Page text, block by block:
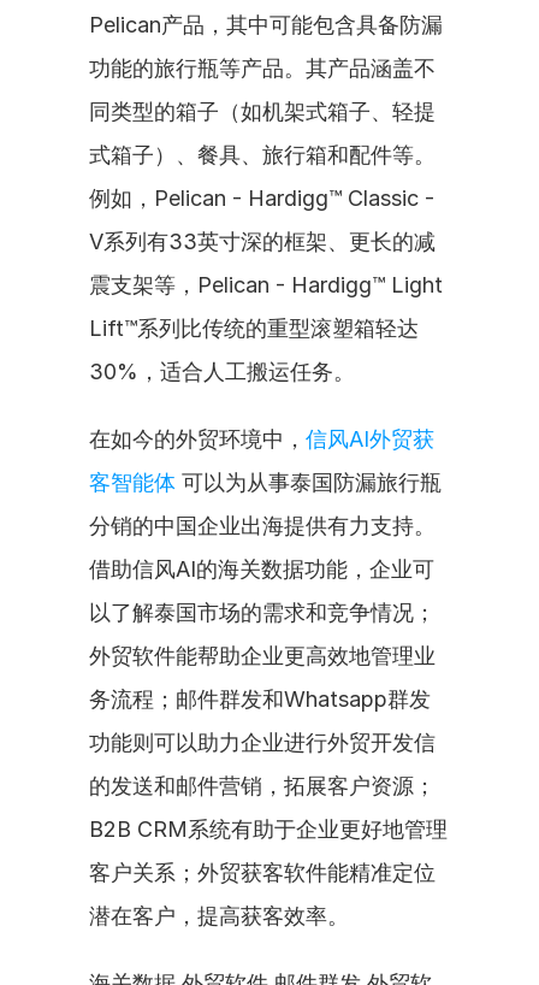
Pelican产品，其中可能包含具备防漏
功能的旅行瓶等产品。其产品涵盖不
同类型的箱子（如机架式箱子、轻提
式箱子）、餐具、旅行箱和配件等。
例如，Pelican - Hardigg™ Classic -
V系列有33英寸深的框架、更长的减
震支架等，Pelican - Hardigg™ Light
Lift™系列比传统的重型滚塑箱轻达
30%，适合人工搬运任务。
在如今的外贸环境中， 信风AI外贸获
客智能体 可以为从事泰国防漏旅行瓶
分销的中国企业出海提供有力支持。
借助信风AI的海关数据功能，企业可
以了解泰国市场的需求和竞争情况；
外贸软件能帮助企业更高效地管理业
务流程；邮件群发和Whatsapp群发
功能则可以助力企业进行外贸开发信
的发送和邮件营销，拓展客户资源；
B2B CRM系统有助于企业更好地管理
客户关系；外贸获客软件能精准定位
潜在客户，提高获客效率。